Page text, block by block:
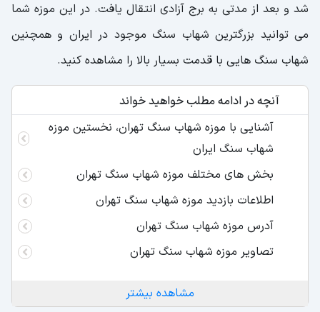
شد و بعد از مدتی به برج آزادی انتقال یافت. در این موزه شما
می توانید بزرگترین شهاب سنگ موجود در ایران و همچنین
شهاب سنگ هایی با قدمت بسیار بالا را مشاهده کنید.
آنچه در ادامه مطلب خواهید خواند
آشنایی با موزه شهاب سنگ تهران، نخستین موزه
شهاب سنگ ایران
بخش های مختلف موزه شهاب سنگ تهران
اطلاعات بازدید موزه شهاب سنگ تهران
آدرس موزه شهاب سنگ تهران
تصاویر موزه شهاب سنگ تهران
مشاهده بیشتر